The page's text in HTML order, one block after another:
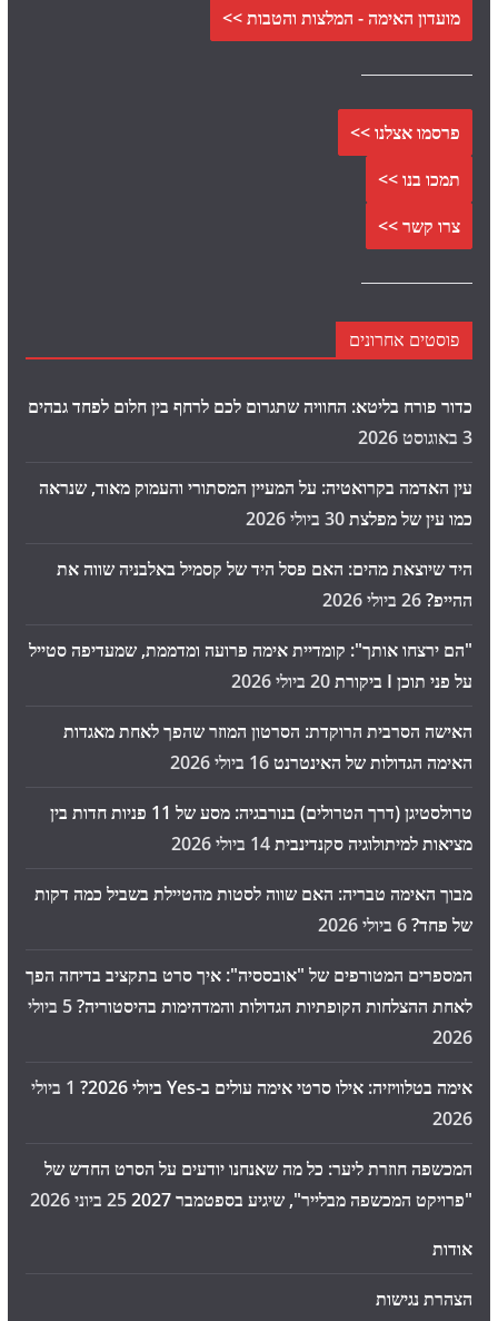
מועדון האימה - המלצות והטבות >>
פרסמו אצלנו >>
תמכו בנו >>
צרו קשר >>
פוסטים אחרונים
כדור פורח בליטא: החוויה שתגרום לכם לרחף בין חלום לפחד גבהים
3 באוגוסט 2026
עין האדמה בקרואטיה: על המעיין המסתורי והעמוק מאוד, שנראה
כמו עין של מפלצת30 ביולי 2026
היד שיוצאת מהים: האם פסל היד של קסמיל באלבניה שווה את
ההייפ?26 ביולי 2026
"הם ירצחו אותך": קומדיית אימה פרועה ומדממת, שמעדיפה סטייל
על פני תוכן I ביקורת
20 ביולי 2026
האישה הסרבית הרוקדת: הסרטון המוזר שהפך לאחת מאגדות
האימה הגדולות של האינטרנט16 ביולי 2026
טרולסטיגן (דרך הטרולים) בנורבגיה: מסע של 11 פניות חדות בין
מציאות למיתולוגיה סקנדינבית14 ביולי 2026
מבוך האימה טבריה: האם שווה לסטות מהטיילת בשביל כמה דקות
של פחד?6 ביולי 2026
המספרים המטורפים של "אובססיה": איך סרט בתקציב בדיחה הפך
לאחת ההצלחות הקופתיות הגדולות והמדהימות בהיסטוריה?
5 ביולי
2026
אימה בטלוויזיה: אילו סרטי אימה עולים ב-Yes ביולי 2026?
1 ביולי
2026
המכשפה חוזרת ליער: כל מה שאנחנו יודעים על הסרט החדש של
"פרויקט המכשפה מבלייר", שיגיע בספטמבר 2027
25 ביוני 2026
אודות
הצהרת נגישות